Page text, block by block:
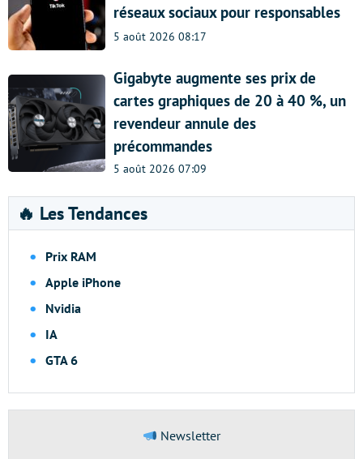
réseaux sociaux pour responsables
5 août 2026 08:17
Gigabyte augmente ses prix de
cartes graphiques de 20 à 40 %, un
revendeur annule des
précommandes
5 août 2026 07:09
🔥 Les Tendances
Prix RAM
Apple iPhone
Nvidia
IA
GTA 6
Newsletter